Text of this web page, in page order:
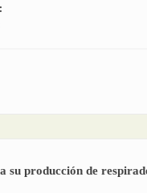
Historia de la domótica:
su producción de